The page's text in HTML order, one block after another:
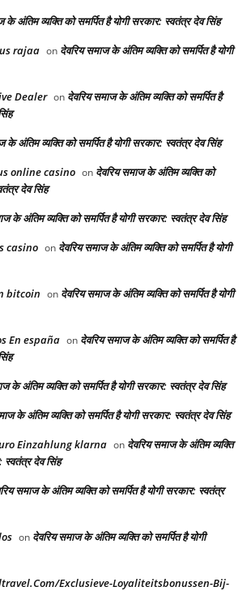
के अंतिम व्यक्ति को समर्पित है योगी सरकार: स्वतंत्र देव सिंह
rajaa on देवरिय समाज के अंतिम व्यक्ति को समर्पित है योगी
Dealer on देवरिय समाज के अंतिम व्यक्ति को समर्पित है
के अंतिम व्यक्ति को समर्पित है योगी सरकार: स्वतंत्र देव सिंह
online casino on देवरिय समाज के अंतिम व्यक्ति को
देव सिंह
के अंतिम व्यक्ति को समर्पित है योगी सरकार: स्वतंत्र देव सिंह
casino on देवरिय समाज के अंतिम व्यक्ति को समर्पित है योगी
bitcoin on देवरिय समाज के अंतिम व्यक्ति को समर्पित है योगी
En españa on देवरिय समाज के अंतिम व्यक्ति को समर्पित है
के अंतिम व्यक्ति को समर्पित है योगी सरकार: स्वतंत्र देव सिंह
के अंतिम व्यक्ति को समर्पित है योगी सरकार: स्वतंत्र देव सिंह
Einzahlung klarna on देवरिय समाज के अंतिम व्यक्ति
स्वतंत्र देव सिंह
समाज के अंतिम व्यक्ति को समर्पित है योगी सरकार: स्वतंत्र
on देवरिय समाज के अंतिम व्यक्ति को समर्पित है योगी
Exclusieve-Loyaliteitsbonussen-Bij-